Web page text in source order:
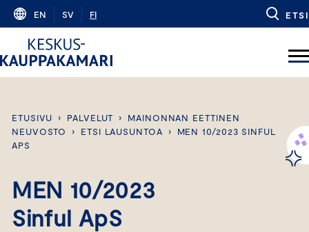
Skip
content
EN SV FI ETSI
ETUSIVU › PALVELUT ›
MAINONNAN EETTINEN
NEUVOSTO
› ETSI LAUSUNTOA ›
MEN 10/2023 SINFUL
APS
MEN 10/2023
Sinful ApS